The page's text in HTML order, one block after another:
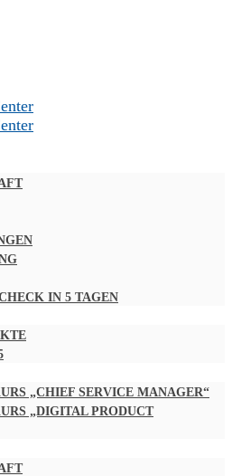
IN 5 TAGEN
„CHIEF SERVICE MANAGER“
„DIGITAL PRODUCT